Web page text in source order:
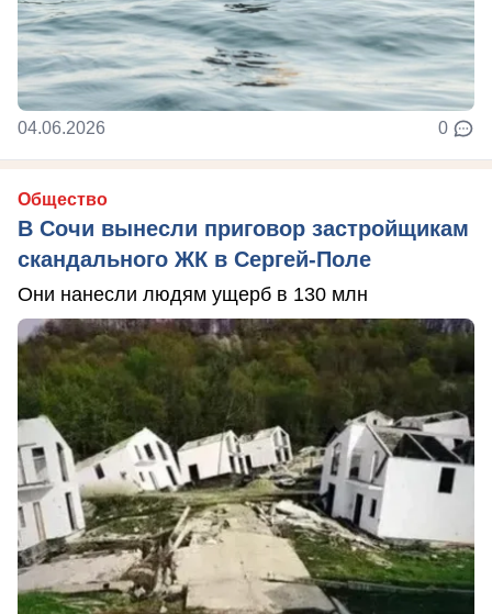
04.06.2026 0
Общество
В Сочи вынесли приговор застройщикам
скандального ЖК в Сергей-Поле
Они нанесли людям ущерб в 130 млн